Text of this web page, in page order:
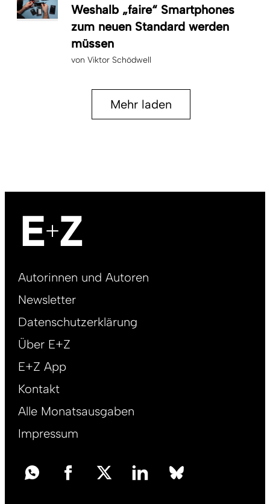
Weshalb „faire“ Smartphones
zum neuen Standard werden
müssen
von Viktor Schödwell
Mehr laden
Footer
DE
Autorinnen und Autoren
Newsletter
Datenschutzerklärung
Über E+Z
E+Z App
Kontakt
Alle Monatsausgaben
Impressum